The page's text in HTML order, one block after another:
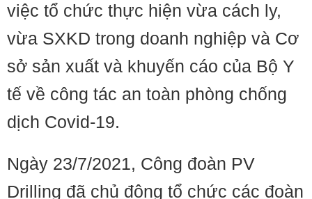
việc tổ chức thực hiện vừa cách ly,
vừa SXKD trong doanh nghiệp và Cơ
sở sản xuất và khuyến cáo của Bộ Y
tế về công tác an toàn phòng chống
dịch Covid-19.
Ngày 23/7/2021, Công đoàn PV
Drilling đã chủ động tổ chức các đoàn